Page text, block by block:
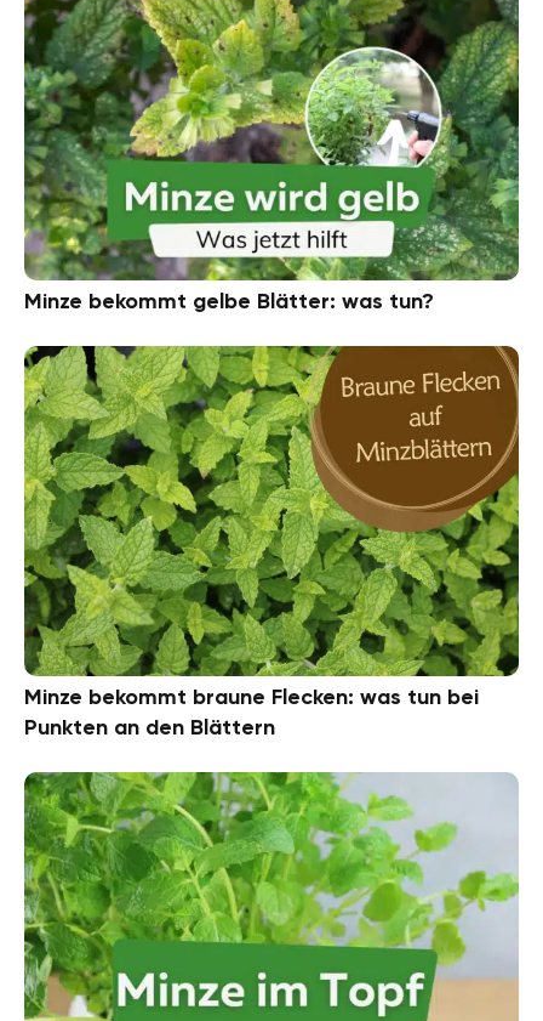
Minze bekommt gelbe Blätter: was tun?
Minze bekommt braune Flecken: was tun bei
Punkten an den Blättern